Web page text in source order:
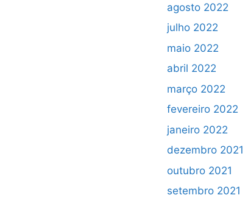
agosto 2022
julho 2022
maio 2022
abril 2022
março 2022
fevereiro 2022
janeiro 2022
dezembro 2021
outubro 2021
setembro 2021